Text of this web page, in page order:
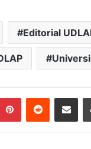
Editorial
PinterestReddit Share via